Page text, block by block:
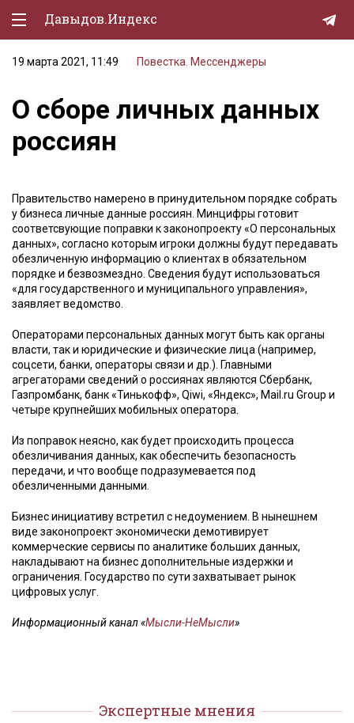
Давыдов.Индекс
Политическая жизнь
Экономика
Природа
Спорт
Культура
Lifestyle
Мурзилка
19 марта 2021, 11:49 Повестка. Мессенджеры
О сборе личных данных
россиян
Правительство намерено в принудительном порядке собрать
у бизнеса личные данные россиян. Минцифры готовит
соответсвующие поправки к законопроекту «О персональных
данных», согласно которым игроки должны будут передавать
обезличенную информацию о клиентах в обязательном
порядке и безвозмездно. Сведения будут использоваться
«для государственного и муниципального управления»,
заявляет ведомство.
Операторами персональных данных могут быть как органы
власти, так и юридические и физические лица (например,
соцсети, банки, операторы связи и др.). Главными
агрегаторами сведений о россиянах являются Сбербанк,
Газпромбанк, банк «Тинькофф», Qiwi, «Яндекс», Mail.ru Group и
четыре крупнейших мобильных оператора.
Из поправок неясно, как будет происходить процесса
обезличивания данных, как обеспечить безопасность
передачи, и что вообще подразумевается под
обезличенными данными.
Бизнес инициативу встретил с недоумением. В нынешнем
виде законопроект экономически демотивирует
коммерческие сервисы по аналитике больших данных,
накладывают на бизнес дополнительные издержки и
ограничения. Государство по сути захватывает рынок
цифровых услуг.
Информационный канал «Мысли-НеМысли»
Экспертные мнения